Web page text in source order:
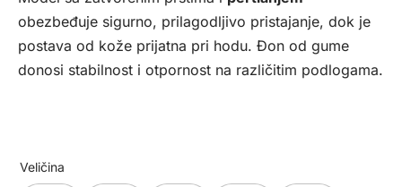
7090,00 рсд
obezbeđuje sigurno, prilagodljivo pristajanje, dok je
postava od kože prijatna pri hodu. Đon od gume
donosi stabilnost i otpornost na različitim podlogama.
Veličina